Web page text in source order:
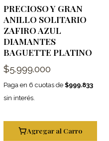
PRECIOSO Y GRAN
ANILLO SOLITARIO
ZAFIRO AZUL
DIAMANTES
BAGUETTE PLATINO
$5.999.000
Paga en 6 cuotas de $999.833
sin interés.
Agregar al Carro